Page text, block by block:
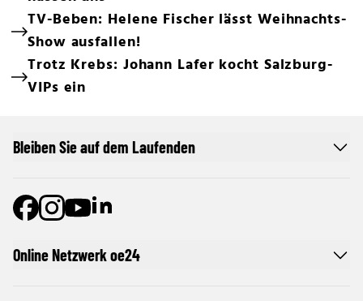
TV-Beben: Helene Fischer lässt Weihnachts-
Show ausfallen!
Trotz Krebs: Johann Lafer kocht Salzburg-
VIPs ein
Online Netzwerk oe24
Bleiben Sie auf dem Laufenden